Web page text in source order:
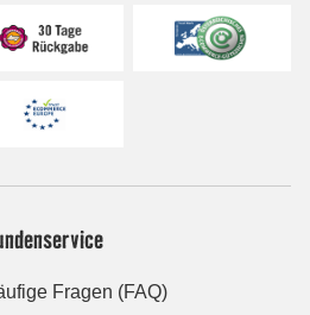
Fragen (FAQ)